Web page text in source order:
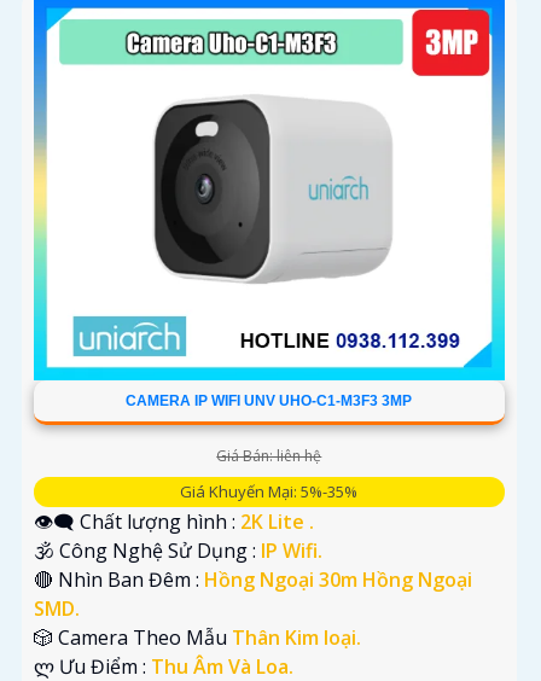
CAMERA IP WIFI UNV UHO-C1-M3F3 3MP
Giá Bán: liên hệ
Giá Khuyến Mại: 5%-35%
👁️‍🗨 Chất lượng hình : 2K Lite .
🕉️ Công Nghệ Sử Dụng : IP Wifi.
🔴 Nhìn Ban Đêm : Hồng Ngoại 30m Hồng Ngoại
SMD.
🎲 Camera Theo Mẫu Thân Kim loại.
️ლ Ưu Điểm : Thu Âm Và Loa.